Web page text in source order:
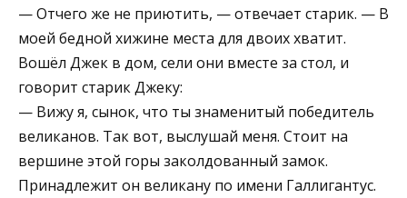
— Отчего же не приютить, — отвечает старик. — В
моей бедной хижине места для двоих хватит.
Вошёл Джек в дом, сели они вместе за стол, и
говорит старик Джеку:
— Вижу я, сынок, что ты знаменитый победитель
великанов. Так вот, выслушай меня. Стоит на
вершине этой горы заколдованный замок.
Принадлежит он великану по имени Галлигантус.